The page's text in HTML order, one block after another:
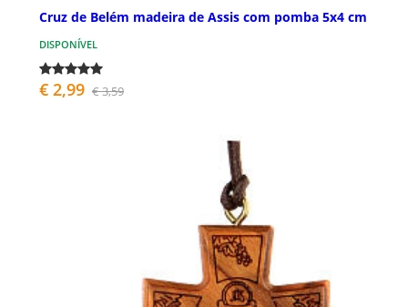
Cruz de Belém madeira de Assis com pomba 5x4 cm
DISPONÍVEL
€ 2,99 € 3,59